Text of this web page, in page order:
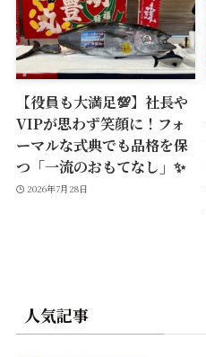
【役員も大満足💯】社長や
VIPが思わず笑顔に！フォ
ーマルな式典でも品格を保
つ「一流のおもてなし」✨
2026年7月28日
人気記事